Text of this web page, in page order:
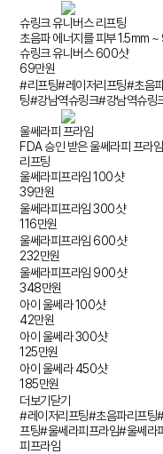
슈링크 유니버스 리프팅
초음파 에너지를 피부 1.5mm
슈링크 유니버스 600샷
69만원
#리프팅#레이저리프팅#초음
팅#강남역슈링크#강남역슈링
울쎄라피 프라임
FDA 승인 받은 울쎄라피 프라
리프팅
울쎄라피프라임 100샷
39만원
울쎄라피프라임 300샷
116만원
울쎄라피프라임 600샷
232만원
울쎄라피프라임 900샷
348만원
아이 울쎄라 100샷
42만원
아이 울쎄라 300샷
125만원
아이 울쎄라 450샷
185만원
더보기닫기
#레이저리프팅#초음파리프팅
프팅#울쎄라피프라임#울쎄라
피프라임